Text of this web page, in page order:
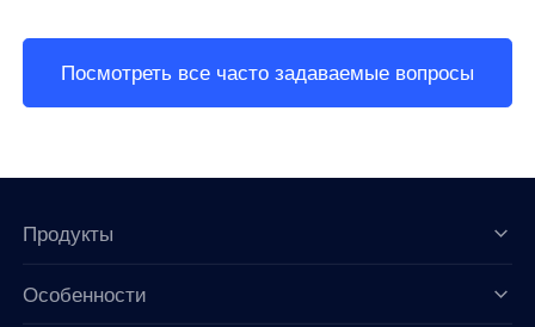
Посмотреть все часто задаваемые вопросы
Продукты
Особенности